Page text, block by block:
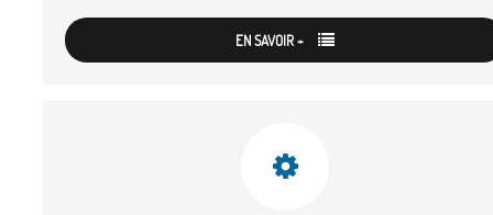
EN SAVOIR +